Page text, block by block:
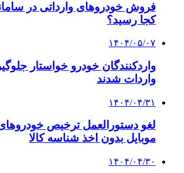
فروش خودروهای وارداتی در
کجا رسید؟
۱۴۰۴/۰۵/۰۷
واردکنندگان خودرو خواستار
واردات شدند
۱۴۰۴/۰۴/۳۱
لغو دستورالعمل ترخیص
موبایل بدون اخذ شناسه کالا
۱۴۰۴/۰۴/۳۰